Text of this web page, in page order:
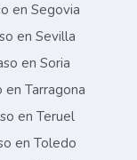
en Segovia
en Sevilla
en Soria
Tarragona
en Teruel
en Toledo